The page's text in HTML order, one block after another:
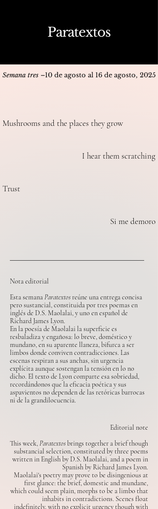
Paratextos
Semana tres –10 de agosto al 16 de agosto, 2025
Mushrooms and the places they grow
I hear them scratching
Trust
Si me demoro
Nota editorial
Esta semanaParatextosreúne una entrega concisa
pero sustancial, constituida por tres poemas en
inglés de D.S. Maolalai, y uno en español de
Richard James Lyon.
En la poesía de Maolalai la superficie es
resbaladiza y engañosa: lo breve, doméstico y
mundano, en su aparente llaneza, bifurca a ser
limbos donde conviven contradicciones. Las
escenas respiran a sus anchas, sin urgencia
explícita aunque sostengan la tensión en lo no
dicho. El texto de Lyon comparte esa sobriedad,
recordándonos que la eficacia poética y sus
aspavientos no dependen de las retóricas barrocas
ni de la grandilocuencia.
Editorial note
This week,Paratextosbrings together a brief though
substancial selection, constituted by three poems
written in English by D.S. Maolalai, and a poem in
Spanish by Richard James Lyon.
Maolalai's poetry may prove to be disingenious at
first glance: the brief, domestic and mundane,
which could seem plain, morphs to be a limbo that
inhabits in contradictions. Scenes float
indefinitely, with no explicit urgency though with